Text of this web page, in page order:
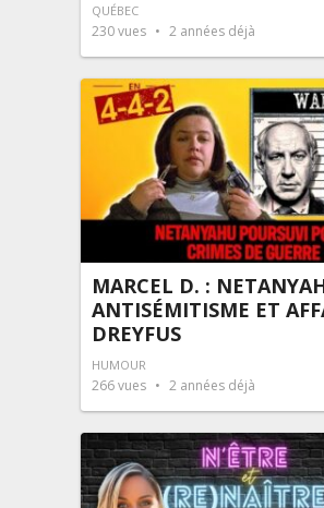
QUÉBEC
230vues 2 années déjà
MARCEL D. :
ANTISÉMITISME ET
DREYFUS
HUMOUR
266vues 2 années déjà